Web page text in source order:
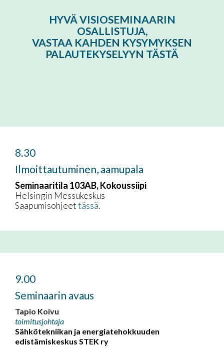
HYVÄ VISIOSEMINAARIN
OSALLISTUJA,
VASTAA KAHDEN KYSYMYKSEN
PALAUTEKYSELYYN TÄSTÄ
8.30
Ilmoittautuminen, aamupala
Seminaaritila 103AB, Kokoussiipi
Helsingin Messukeskus
Saapumisohjeettässä.
9.00
Seminaarin avaus
Tapio Koivu
toimitusjohtaja
Sähkötekniikan ja energiatehokkuuden
edistämiskeskus STEK ry